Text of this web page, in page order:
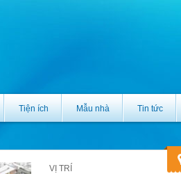
Tiện ích Mẫu nhà Tin tức
VỊ TRÍ